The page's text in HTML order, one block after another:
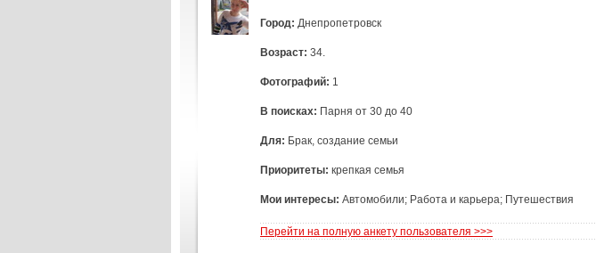
Город: Днепропетровск
Возраст: 34.
Фотографий: 1
В поисках: Парня от 30 до 40
Для: Брак, создание семьи
Приоритеты: крепкая семья
Мои интересы: Автомобили; Работа и карьера; Путешествия
Перейти на полную анкету пользователя >>>